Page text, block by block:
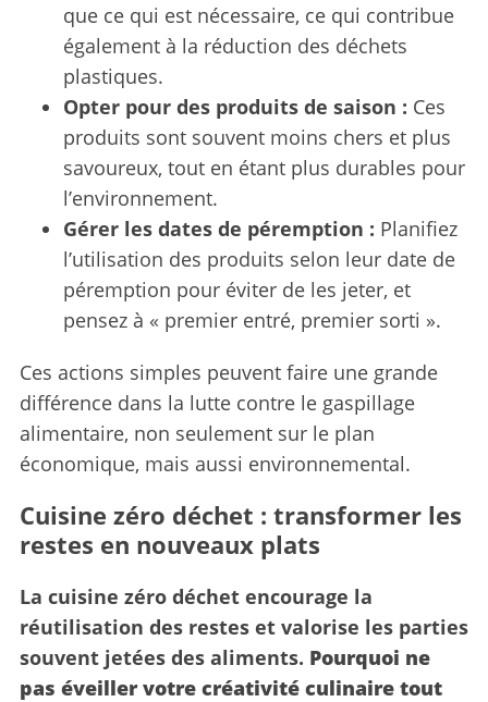
que ce qui est nécessaire, ce qui contribue
également à la réduction des déchets
plastiques.
Opter pour des produits de saison : Ces
produits sont souvent moins chers et plus
savoureux, tout en étant plus durables pour
l’environnement.
Gérer les dates de péremption : Planifiez
l’utilisation des produits selon leur date de
péremption pour éviter de les jeter, et
pensez à « premier entré, premier sorti ».
Ces actions simples peuvent faire une grande
différence dans la lutte contre le gaspillage
alimentaire, non seulement sur le plan
économique, mais aussi environnemental.
Cuisine zéro déchet : transformer les
restes en nouveaux plats
La cuisine zéro déchet encourage la
réutilisation des restes et valorise les parties
souvent jetées des aliments. Pourquoi ne
pas éveiller votre créativité culinaire tout